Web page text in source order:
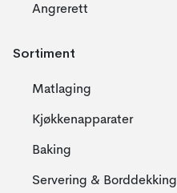
Angrerett
Sortiment
Matlaging
Kjøkkenapparater
Baking
Servering & Borddekking